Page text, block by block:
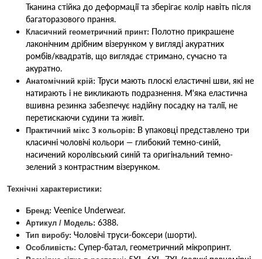
Тканина стійка до деформації та зберігає колір навіть після
багаторазового прання.
Класичний геометричний принт: Полотно прикрашене
лаконічним дрібним візерунком у вигляді акуратних
ромбів/квадратів, що виглядає стримано, сучасно та
акуратно.
Анатомічний крій: Труси мають плоскі еластичні шви, які не
натирають і не викликають подразнення. М'яка еластична
вшивна резинка забезпечує надійну посадку на талії, не
перетискаючи судини та живіт.
Практичний мікс 3 кольорів: В упаковці представлено три
класичні чоловічі кольори — глибокий темно-синій,
насичений королівський синій та оригінальний темно-
зелений з контрастним візерунком.
Технічні характеристики:
Бренд: Veenice Underwear.
Артикул / Модель: 6388.
Тип виробу: Чоловічі труси-боксери (шорти).
Особливість: Супер-батал, геометричний мікропринт.